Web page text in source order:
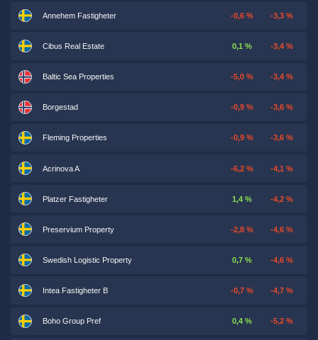
Annehem Fastigheter -0,6 % -3,3 %
Cibus Real Estate 0,1 % -3,4 %
Baltic Sea Properties -5,0 % -3,4 %
Borgestad -0,9 % -3,6 %
Fleming Properties -0,9 % -3,6 %
Acrinova A -6,2 % -4,1 %
Platzer Fastigheter 1,4 % -4,2 %
Preservium Property -2,8 % -4,6 %
Swedish Logistic Property 0,7 % -4,6 %
Intea Fastigheter B -0,7 % -4,7 %
Boho Group Pref 0,4 % -5,2 %